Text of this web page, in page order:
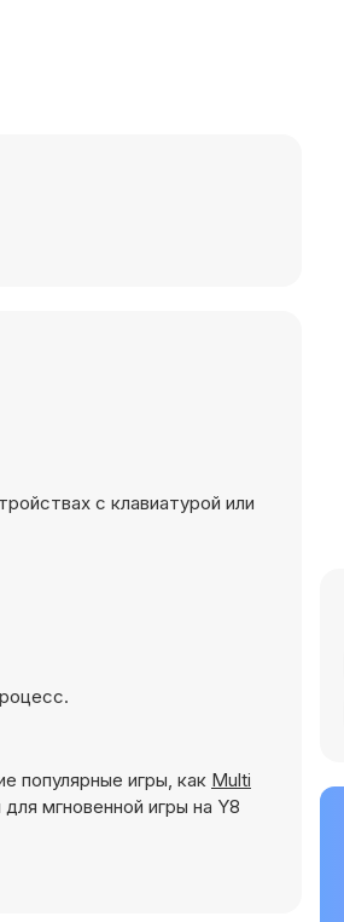
с клавиатурой или
популярные игры, как Multi
мгновенной игры на Y8